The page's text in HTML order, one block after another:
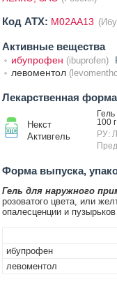
Код ATX: M02AA13
Активные вещества
ибупрофен (ibuprofen)
левоментол
Лекарственная форма
Некст
Активгель
100 г
РУ:
Форма выпуска,
Гель для наружного
розоватого цвета, или
опалесценции и
ибупрофен
левоментол